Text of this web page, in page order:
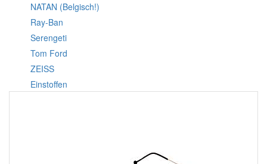
NATAN (Belgisch!)
Ray-Ban
Serengeti
Tom Ford
ZEISS
Einstoffen